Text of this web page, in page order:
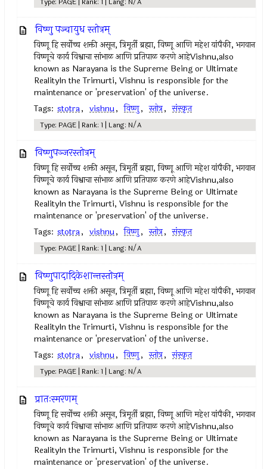
विष्णु पञ्चायुध स्तोत्रम्
विष्णू हि सर्वोच्च शक्ती असून, त्रिमूर्ती ब्रह्मा, विष्णू आणि महेश यांपैकी, भगवान
विष्णूचे कार्य विश्वाचा सांभाळ आणि प्रतिपाळ करणे आहेVishnu,also
known as Narayana is the Supreme Being or Ultimate
RealityIn the Trimurti, Vishnu is responsible for the
maintenance or 'preservation' of the universe.
Tags: stotra, vishnu, विष्णु, स्तोत्र, संस्कृत
Type: PAGE | Rank: 1 | Lang: N/A
विष्णुपञ्जरस्तोत्रम्
विष्णू हि सर्वोच्च शक्ती असून, त्रिमूर्ती ब्रह्मा, विष्णू आणि महेश यांपैकी, भगवान
विष्णूचे कार्य विश्वाचा सांभाळ आणि प्रतिपाळ करणे आहेVishnu,also
known as Narayana is the Supreme Being or Ultimate
RealityIn the Trimurti, Vishnu is responsible for the
maintenance or 'preservation' of the universe.
Tags: stotra, vishnu, विष्णु, स्तोत्र, संस्कृत
Type: PAGE | Rank: 1 | Lang: N/A
विष्णुपादादिकेशान्तस्तोत्रम्
विष्णू हि सर्वोच्च शक्ती असून, त्रिमूर्ती ब्रह्मा, विष्णू आणि महेश यांपैकी, भगवान
विष्णूचे कार्य विश्वाचा सांभाळ आणि प्रतिपाळ करणे आहेVishnu,also
known as Narayana is the Supreme Being or Ultimate
RealityIn the Trimurti, Vishnu is responsible for the
maintenance or 'preservation' of the universe.
Tags: stotra, vishnu, विष्णु, स्तोत्र, संस्कृत
Type: PAGE | Rank: 1 | Lang: N/A
प्रातःस्मरणम्
विष्णू हि सर्वोच्च शक्ती असून, त्रिमूर्ती ब्रह्मा, विष्णू आणि महेश यांपैकी, भगवान
विष्णूचे कार्य विश्वाचा सांभाळ आणि प्रतिपाळ करणे आहेVishnu,also
known as Narayana is the Supreme Being or Ultimate
RealityIn the Trimurti, Vishnu is responsible for the
maintenance or 'preservation' of the universe.